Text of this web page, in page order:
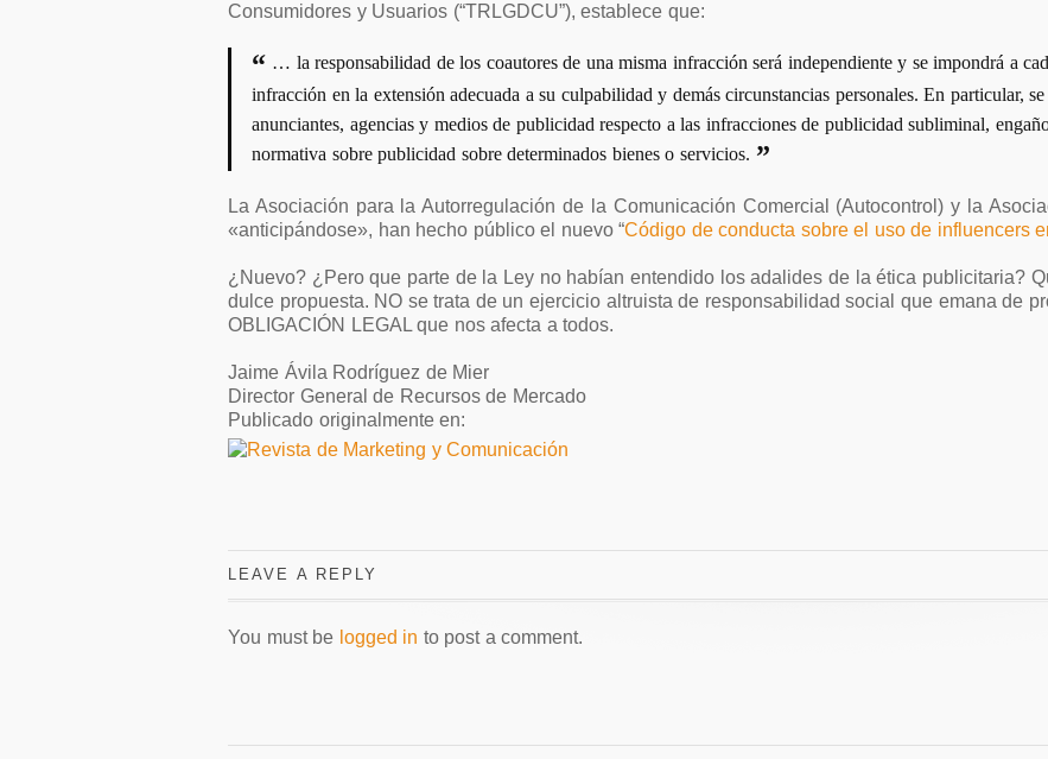
Consumidores y Usuarios (“TRLGDCU”), establece que:
… la responsabilidad de los coautores de una misma infracción será independiente y se impondrá a
infracción en la extensión adecuada a su culpabilidad y demás circunstancias personales. En particular,
anunciantes, agencias y medios de publicidad respecto a las infracciones de publicidad subliminal,
normativa sobre publicidad sobre determinados bienes o servicios.
La Asociación para la Autorregulación de la Comunicación Comercial (Autocontrol) y la
«anticipándose», han hecho público el nuevo “Código de conducta sobre el uso de influencers
¿Nuevo? ¿Pero que parte de la Ley no habían entendido los adalides de la ética publicitaria?
dulce propuesta. NO se trata de un ejercicio altruista de responsabilidad social que emana de
OBLIGACIÓN LEGAL que nos afecta a todos.
Jaime Ávila Rodríguez de Mier
Director General de Recursos de Mercado
Publicado originalmente en:
LEAVE A REPLY
You must be logged in to post a comment.